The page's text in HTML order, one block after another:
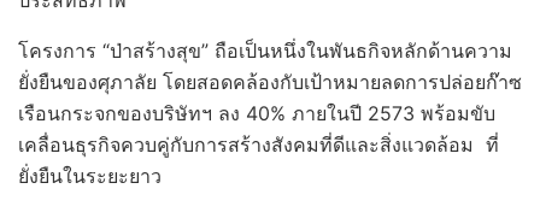
โครงการ “ป่าสร้างสุข” ถือเป็นหนึ่งในพันธกิจหลักด้านความ
ยั่งยืนของศุภาลัย โดยสอดคล้องกับเป้าหมายลดการปล่อยก๊าซ
เรือนกระจกของบริษัทฯ ลง 40% ภายในปี 2573 พร้อมขับ
เคลื่อนธุรกิจควบคู่กับการสร้างสังคมที่ดีและสิ่งแวดล้อม ที่
ยั่งยืนในระยะยาว